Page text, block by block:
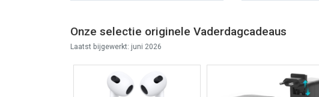
Onze selectie originele Vaderdagcadeaus
Laatst bijgewerkt: juni 2026